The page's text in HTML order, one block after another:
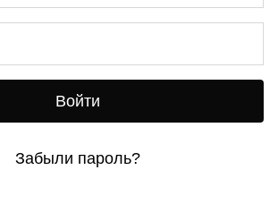
Войти
Забыли пароль?